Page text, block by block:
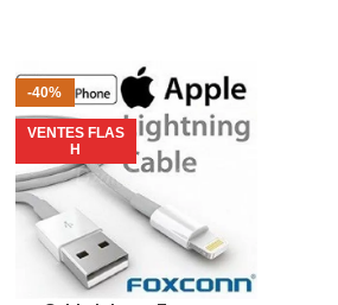
-40%
VENTES FLAS
H